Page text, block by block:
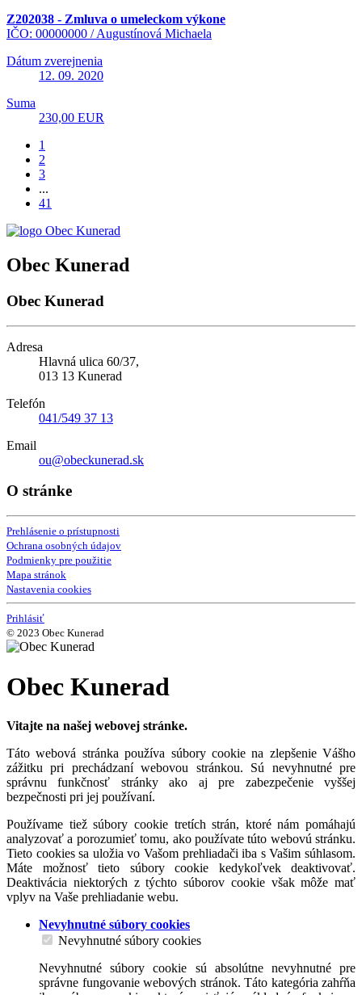
Z202038 - Zmluva o umeleckom výkone
IČO: 00000000 /Augustínová Michaela
Dátum zverejnenia
12. 09. 2020
Suma
230,00 EUR
1
2
3
...
41
Obec Kunerad
Obec Kunerad
Adresa
Hlavná ulica 60/37,
013 13 Kunerad
Telefón
041/549 37 13
Email
ou@obeckunerad.sk
O stránke
Prehlásenie o prístupnosti
Ochrana osobných údajov
Podmienky pre použitie
Mapa stránok
Nastavenia cookies
Prihlásiť
© 2023 Obec Kunerad
Obec Kunerad
Vitajte na našej webovej stránke.
Táto webová stránka používa súbory cookie na zlepšenie Vášho
zážitku pri prechádzaní webovou stránkou. Sú nevyhnutné pre
správnu funkčnosť stránky ako aj pre zabezpečenie vyššej
bezpečnosti pri jej používaní.
Používame tiež súbory cookie tretích strán, ktoré nám pomáhajú
analyzovať a porozumieť tomu, ako používate túto webovú stránku.
Tieto cookies sa uložia vo Vašom prehliadači iba s Vašim súhlasom.
Máte možnosť tieto súbory cookie kedykoľvek deaktivovať.
Deaktivácia niektorých z týchto súborov cookie však môže mať
vplyv na Vaše prehliadanie webu.
Nevyhnutné súbory cookies
Nevyhnutné súbory cookies
Nevyhnutné súbory cookie sú absolútne nevyhnutné pre
správne fungovanie webových stránok. Táto kategória zahŕňa